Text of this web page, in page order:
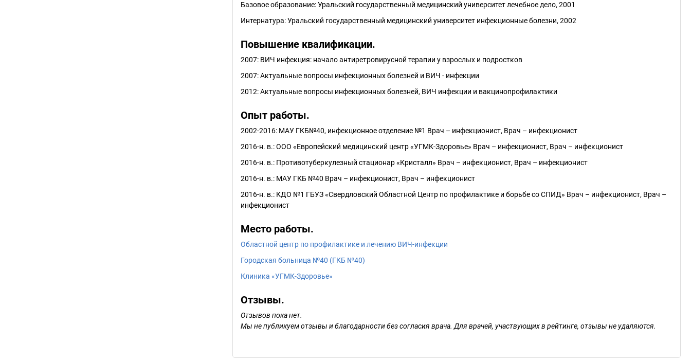
Базовое образование: Уральский государственный медицинский университет лечебное дело, 2001
Интернатура: Уральский государственный медицинский университет инфекционные болезни, 2002
Повышение квалификации.
2007: ВИЧ инфекция: начало антиретровирусной терапии у взрослых и подростков
2007: Актуальные вопросы инфекционных болезней и ВИЧ - инфекции
2012: Актуальные вопросы инфекционных болезней, ВИЧ инфекции и вакцинопрофилактики
Опыт работы.
2002-2016: МАУ ГКБ№40, инфекционное отделение №1 Врач – инфекционист, Врач – инфекционист
2016-н. в.: ООО «Европейский медицинский центр «УГМК-Здоровье» Врач – инфекционист, Врач – инфекционист
2016-н. в.: Противотуберкулезный стационар «Кристалл» Врач – инфекционист, Врач – инфекционист
2016-н. в.: МАУ ГКБ №40 Врач – инфекционист, Врач – инфекционист
2016-н. в.: КДО №1 ГБУЗ «Свердловский Областной Центр по профилактике и борьбе со СПИД» Врач – инфекционист, Врач –
инфекционист
Место работы.
Областной центр по профилактике и лечению ВИЧ-инфекции
Городская больница №40 (ГКБ №40)
Клиника «УГМК-Здоровье»
Отзывы.
Отзывов пока нет.
Мы не публикуем отзывы и благодарности без согласия врача. Для врачей, участвующих в рейтинге, отзывы не удаляются.